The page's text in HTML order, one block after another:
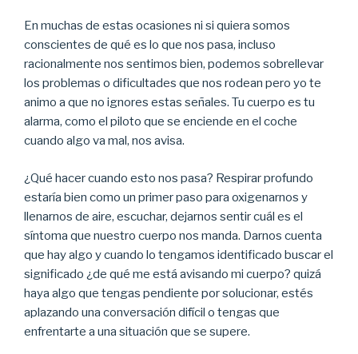
En muchas de estas ocasiones ni si quiera somos
conscientes de qué es lo que nos pasa, incluso
racionalmente nos sentimos bien, podemos sobrellevar
los problemas o dificultades que nos rodean pero yo te
animo a que no ignores estas señales. Tu cuerpo es tu
alarma, como el piloto que se enciende en el coche
cuando algo va mal, nos avisa.
¿Qué hacer cuando esto nos pasa? Respirar profundo
estaría bien como un primer paso para oxigenarnos y
llenarnos de aire, escuchar, dejarnos sentir cuál es el
síntoma que nuestro cuerpo nos manda. Darnos cuenta
que hay algo y cuando lo tengamos identificado buscar el
significado ¿de qué me está avisando mi cuerpo? quizá
haya algo que tengas pendiente por solucionar, estés
aplazando una conversación difícil o tengas que
enfrentarte a una situación que se supere.